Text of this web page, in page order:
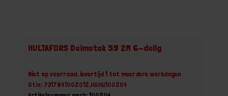
HULTAFORS Duimstok 59 2M 6-delig
Niet op voorraad, levertijd 1 tot meerdere werkdagen
Gtin: 7317841002012,HGHU100204